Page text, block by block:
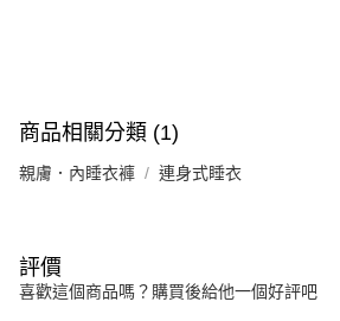
商品相關分類 (1)
親膚．內睡衣褲 連身式睡衣
評價
喜歡這個商品嗎？購買後給他一個好評吧